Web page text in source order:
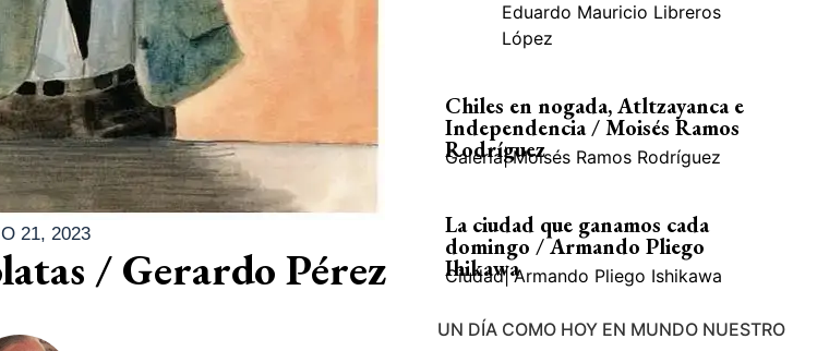
21, 2023
/ Gerardo Pérez
Eduardo Mauricio Libreros
López
Chiles en nogada, Atltzayanca e
Independencia / Moisés Ramos
Rodríguez
Galería| Moisés Ramos Rodríguez
La ciudad que ganamos cada
domingo / Armando Pliego
Ihikawa
Ciudad| Armando Pliego Ishikawa
UN DÍA COMO HOY EN MUNDO NUESTRO